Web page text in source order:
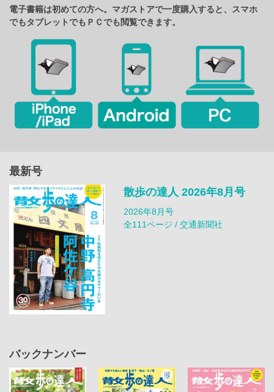
電子書籍は初めての方へ。マガストアで一度購入すると、スマホ
でもタブレットでもＰＣでも閲覧できます。
最新号
散歩の達人 2026年8月号
2026年8月号
全111ページ / 交通新聞社
バックナンバー